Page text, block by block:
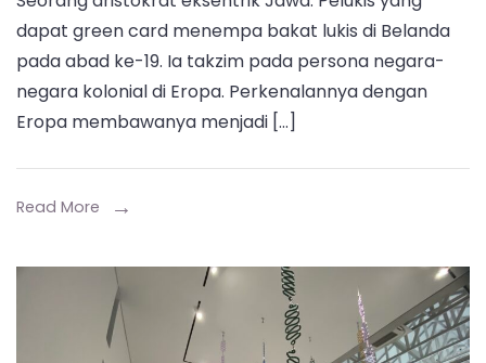
Saleh:
Sang
dalam
Seni
dapat green card menempa bakat lukis di Belanda
pada abad ke-19. Ia takzim pada persona negara-
negara kolonial di Eropa. Perkenalannya dengan
Eropa membawanya menjadi […]
Read More